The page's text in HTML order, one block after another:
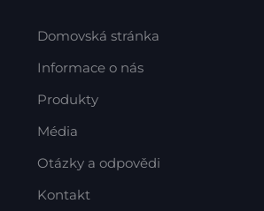
Domovská stránka
Informace o nás
Produkty
Média
Otázky a odpovědi
Kontakt